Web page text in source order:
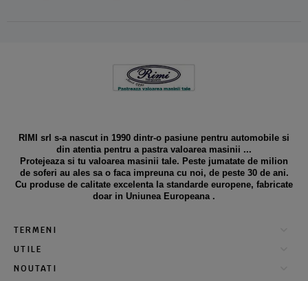
RIMI srl s-a nascut in 1990 dintr-o pasiune pentru automobile si
din atentia pentru a pastra valoarea masinii ...
Protejeaza si tu valoarea masinii tale. Peste jumatate de milion
de soferi au ales sa o faca impreuna cu noi, de peste 30 de ani.
Cu produse de calitate excelenta la standarde europene, fabricate
doar in Uniunea Europeana .
TERMENI
UTILE
NOUTATI